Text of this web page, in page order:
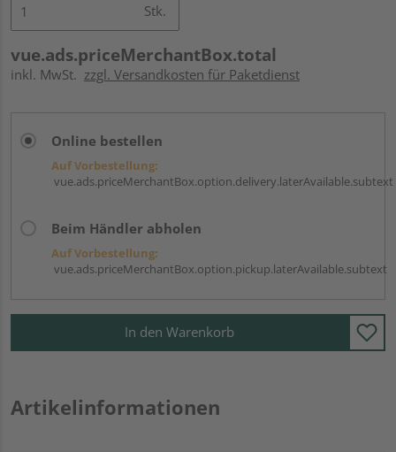
Stk.
vue.ads.priceMerchantBox.total
inkl. MwSt. zzgl. Versandkosten für Paketdienst
Online bestellen
Auf Vorbestellung:
vue.ads.priceMerchantBox.option.delivery.laterAvailable.subtext
Beim Händler abholen
Auf Vorbestellung:
vue.ads.priceMerchantBox.option.pickup.laterAvailable.subtext
In den Warenkorb
Artikelinformationen